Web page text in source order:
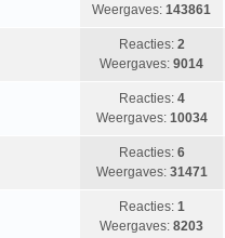
Weergaves: 143861
Reacties: 2
Weergaves: 9014
Reacties: 4
Weergaves: 10034
Reacties: 6
Weergaves: 31471
Reacties: 1
Weergaves: 8203